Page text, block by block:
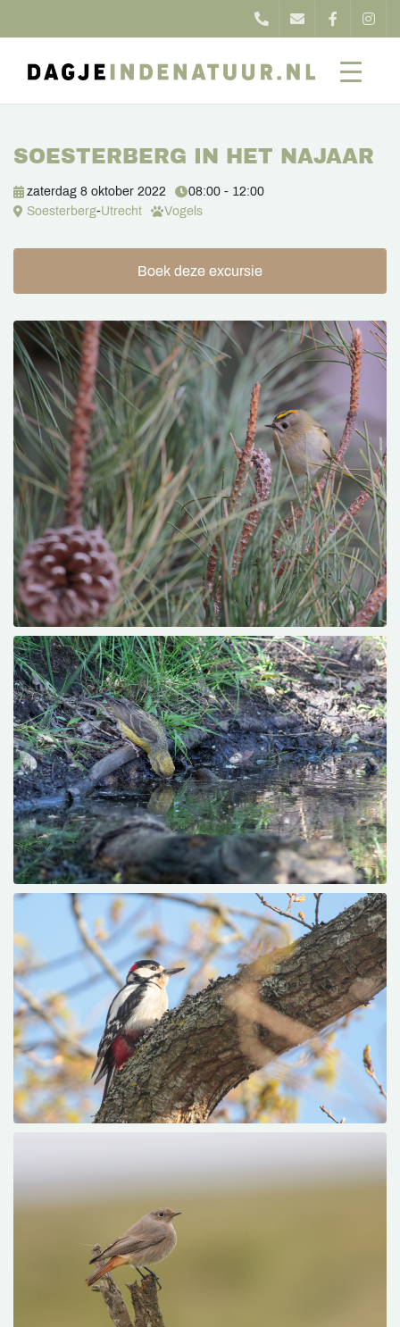
SOESTERBERG IN HET NAJAAR
zaterdag 8 oktober 2022
08:00 - 12:00
Soesterberg-Utrecht Vogels
Boek deze excursie